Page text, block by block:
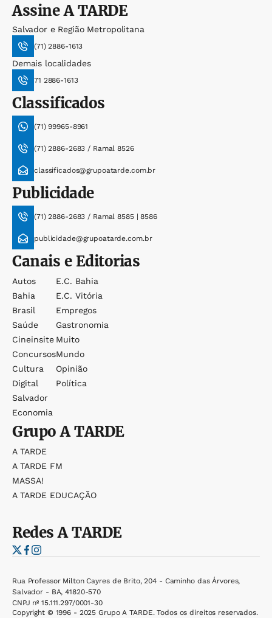
AssineA TARDE
Salvador e Região Metropolitana
(71) 2886-1613
Demais localidades
71 2886-1613
Classificados
(71) 99965-8961
(71) 2886-2683 / Ramal 8526
classificados@grupoatarde.com.br
Publicidade
(71) 2886-2683 / Ramal 8585 | 8586
publicidade@grupoatarde.com.br
Canais e Editorias
Autos
Bahia
Brasil
Saúde
Cineinsite
Concursos
Cultura
Digital
Salvador
Economia
E.c. Bahia
E.c. Vitória
Empregos
Gastronomia
Muito
Mundo
Opinião
Política
GrupoA TARDE
A TARDE
A TARDE FM
MASSA!
A TARDE EDUCAÇÃO
RedesA TARDE
Rua Professor Milton Cayres de Brito, 204 - Caminho das Árvores,
Salvador - BA, 41820-570
CNPJ nº 15.111.297/0001-30
Copyright © 1996 - 2025 Grupo A TARDE. Todos os direitos reservados.